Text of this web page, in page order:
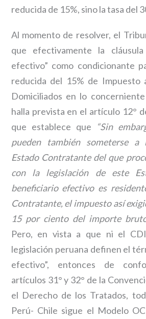
reducida de 15%, sino la tasa del
Al momento de resolver, el
que efectivamente la
efectivo” como condicionante
reducida del 15% de Impuesto
Domiciliados en lo
halla prevista en el artículo 12°
que establece que
“Sin
pueden también someterse
Estado Contratante del que
con la legislación de este
beneficiario efectivo es
Contratante, el impuesto así
15 por ciento del importe
Pero, en vista a que ni el
legislación peruana definen el
efectivo”, entonces de
artículos 31° y 32° de la
el Derecho de los Tratados,
Perú- Chile sigue el Modelo